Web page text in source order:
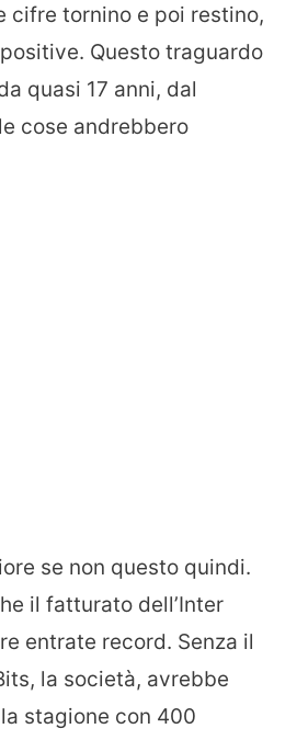
cifre tornino e poi restino,
Questo traguardo
quasi 17 anni, dal
cose andrebbero
se non questo quindi.
il fatturato dell’Inter
entrate record. Senza il
la società, avrebbe
stagione con 400